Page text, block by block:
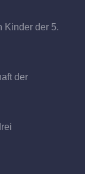
Kinder der 5.
der